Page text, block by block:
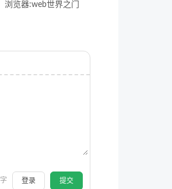
浏览器:web世界之门
字 登录 提交